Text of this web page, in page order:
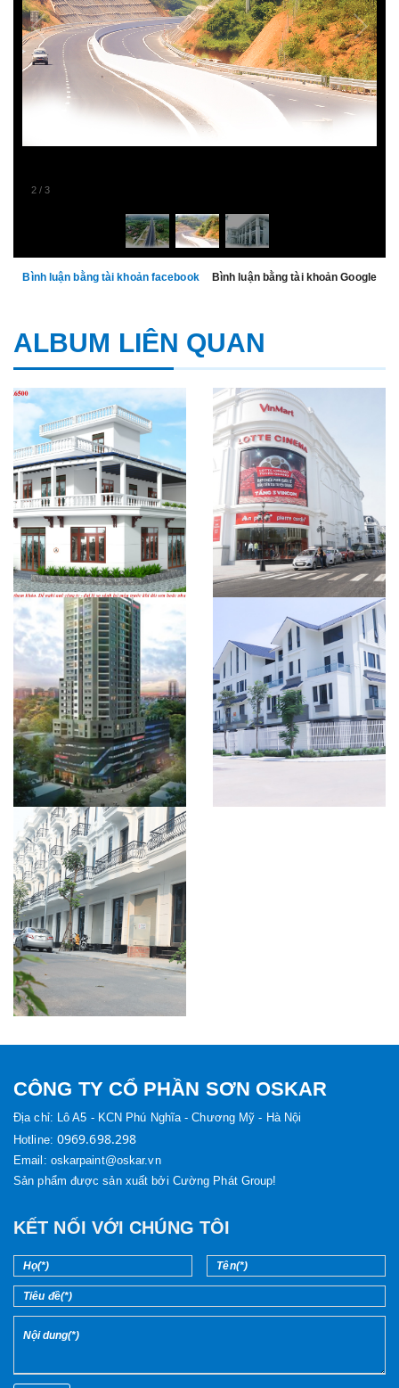
2 /3
Bình luận bằng tài khoản facebook Bình luận bằng tài khoản Google
ALBUM LIÊN QUAN
PHỐI MÀU CÔNG TRÌNH
CÔNG TRÌNH VINCOM,
LỤC [...]
CÔNG TRÌNH TÂN HỒNG
HÀ [...]
CÔNG TRÌNH BIỆT THỰ
LIỀN [...]
CÔNG TRÌNH BIỆT THỰ
LIỀN [...]
CÔNG TY CỔ PHẦN SƠN OSKAR
Địa chỉ:
Lô A5 - KCN Phú Nghĩa - Chương Mỹ - Hà Nội
Hotline: 0969.698.298
Email: oskarpaint@oskar.vn
Sản phẩm được sản xuất bởi Cường Phát Group!
KẾT NỐI VỚI CHÚNG TÔI